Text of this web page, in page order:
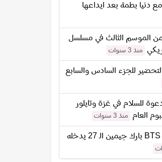
دنيا بطمة بعد ايداعها
الموسم الثالث في مسلسل
منذ 3 سنوات
للجزء السادس والسابع
للسلام في غزة وتايلور
العام
منذ 3 سنوات
عيد ميلاد عضو فريق BTS بارك جيمين الـ 27 يدخله